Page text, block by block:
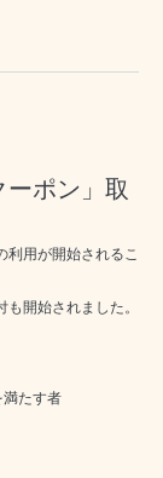
ポン」取
利用が開始されるこ
開始されました。
満たす者